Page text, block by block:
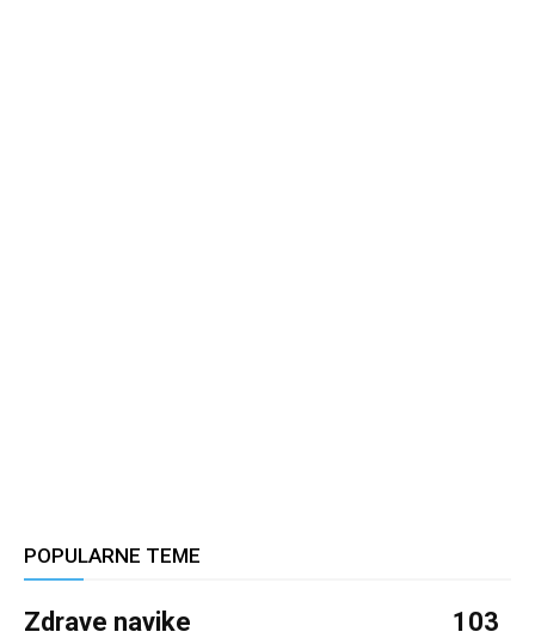
POPULARNE TEME
Zdrave navike
103